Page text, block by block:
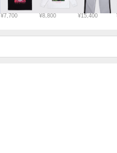
¥7,700 ¥8,800 ¥15,400